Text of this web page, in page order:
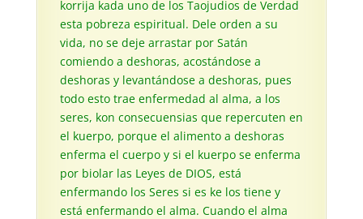
korrija kada uno de los Taojudios de Verdad
esta pobreza espiritual. Dele orden a su
vida, no se deje arrastar por Satán
comiendo a deshoras, acostándose a
deshoras y levantándose a deshoras, pues
todo esto trae enfermedad al alma, a los
seres, kon consecuensias que repercuten en
el kuerpo, porque el alimento a deshoras
enferma el cuerpo y si el kuerpo se enferma
por biolar las Leyes de DIOS, está
enfermando los Seres si es ke los tiene y
está enfermando el alma. Cuando el alma